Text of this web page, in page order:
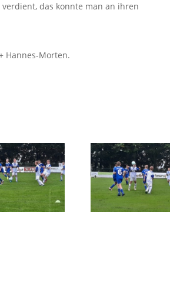
das konnte man an ihren
Hannes-Morten.